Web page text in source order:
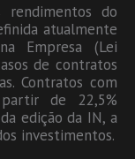
do
atualmente
Empresa (Lei
de contratos
Contratos com
de 22,5%
edição da IN, a
investimentos.